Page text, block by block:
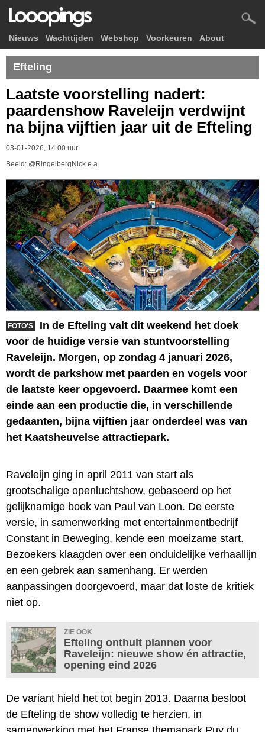
Nieuws Wachttijden Webshop Voorkeuren About
Efteling
Laatste voorstelling nadert:
paardenshow Raveleijn verdwijnt
na bijna vijftien jaar uit de Efteling
03-01-2026, 14.00 uur
Beeld: @RingelbergNick e.a.
FOTO'S
In de Efteling valt dit weekend het doek
voor de huidige versie van stuntvoorstelling
Raveleijn. Morgen, op zondag 4 januari 2026,
wordt de parkshow met paarden en vogels voor
de laatste keer opgevoerd. Daarmee komt een
einde aan een productie die, in verschillende
gedaanten, bijna vijftien jaar onderdeel was van
het Kaatsheuvelse attractiepark.
Raveleijn ging in april 2011 van start als
grootschalige openluchtshow, gebaseerd op het
gelijknamige boek van Paul van Loon. De eerste
versie, in samenwerking met entertainmentbedrijf
Constant in Beweging, kende een moeizame start.
Bezoekers klaagden over een onduidelijke verhaallijn
en een gebrek aan samenhang. Er werden
aanpassingen doorgevoerd, maar dat loste de kritiek
niet op.
ZIE OOK
Efteling onthult plannen voor
Raveleijn: nieuwe show én attractie,
opening eind 2026
De variant hield het tot begin 2013. Daarna besloot
de Efteling de show volledig te herzien, in